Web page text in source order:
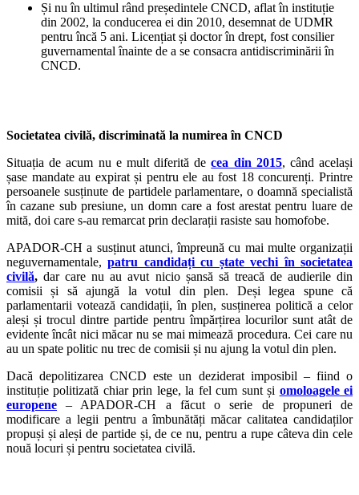
Și nu în ultimul rând președintele CNCD, aflat în instituție
din 2002, la conducerea ei din 2010, desemnat de UDMR
pentru încă 5 ani. Licențiat și doctor în drept, fost consilier
guvernamental înainte de a se consacra antidiscriminării în
CNCD.
Societatea civilă, discriminată la numirea în CNCD
Situația de acum nu e mult diferită decea din 2015, când același
șase mandate au expirat și pentru ele au fost 18 concurenți. Printre
persoanele susținute de partidele parlamentare, o doamnă specialistă
în cazane sub presiune, un domn care a fost arestat pentru luare de
mită, doi care s-au remarcat prin declarații rasiste sau homofobe.
APADOR-CH a susținut atunci, împreună cu mai multe organizații
neguvernamentale,patru candidați cu ștate vechi în societatea
civilă, dar care nu au avut nicio șansă să treacă de audierile din
comisii și să ajungă la votul din plen. Deși legea spune că
parlamentarii votează candidații, în plen, susținerea politică a celor
aleși și trocul dintre partide pentru împărțirea locurilor sunt atât de
evidente încât nici măcar nu se mai mimează procedura. Cei care nu
au un spate politic nu trec de comisii și nu ajung la votul din plen.
Dacă depolitizarea CNCD este un deziderat imposibil – fiind o
instituție politizată chiar prin lege, la fel cum sunt și omoloagele ei
europene – APADOR-CH a făcut o serie de propuneri de
modificare a legii pentru a îmbunătăți măcar calitatea candidaților
propuși și aleși de partide și, de ce nu, pentru a rupe câteva din cele
nouă locuri și pentru societatea civilă.